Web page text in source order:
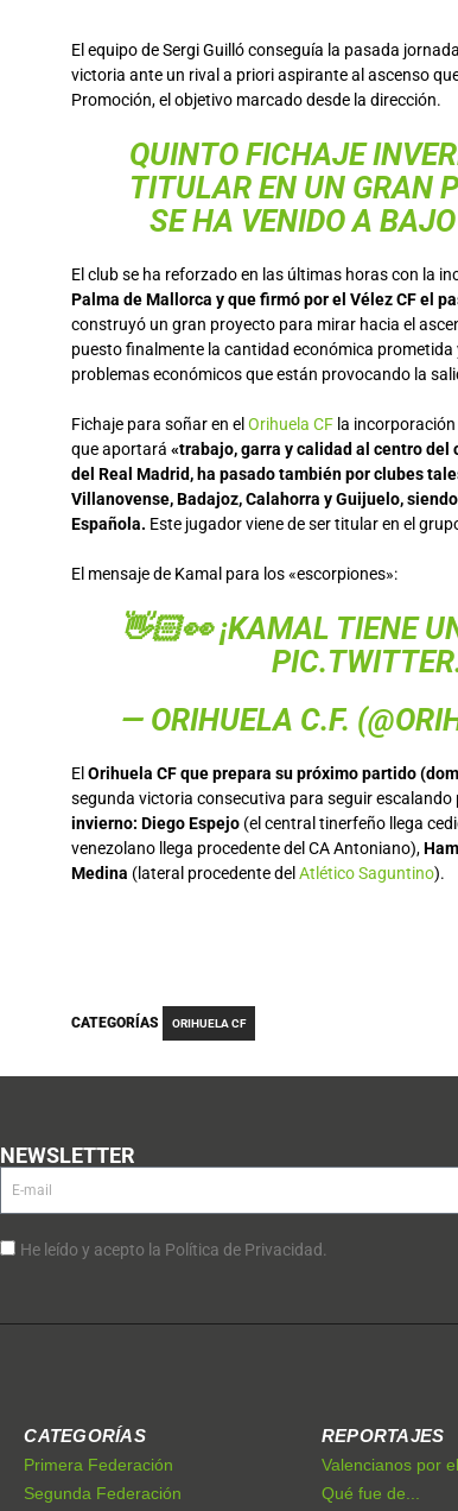
El equipo de Sergi Guilló conseguía la pasada
victoria ante un rival a priori aspirante al ascenso
Promoción, el objetivo marcado desde la dirección.
QUINTO FICHAJE
TITULAR EN UN GRAN
SE HA VENIDO A
El club se ha reforzado en las últimas horas con la
Palma de Mallorca y que firmó por el Vélez CF el
construyó un gran proyecto para mirar hacia el
puesto finalmente la cantidad económica prometida
problemas económicos que están provocando la
Fichaje para soñar en el Orihuela CF la
que aportará «trabajo, garra y calidad al centro del
del Real Madrid, ha pasado también por clubes
Villanovense, Badajoz, Calahorra y Guijuelo,
Española. Este jugador viene de ser titular en el
El mensaje de Kamal para los «escorpiones»:
👋🏻👀 ¡KAMAL TIENE
— ORIHUELA C.F.
El Orihuela CF que prepara su próximo partido
segunda victoria consecutiva para seguir
invierno: Diego Espejo (el central tinerfeño llega
venezolano llega procedente del CA Antoniano),
Medina (lateral procedente del Atlético Saguntino).
CATEGORÍAS ORIHUELA CF
NEWSLETTER
He leído y acepto la Política de Privacidad.
CATEGORÍAS
Primera Federación
Segunda Federación
REPORTAJES
Valencianos por
Qué fue de...